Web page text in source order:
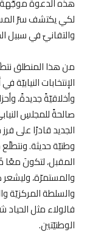
لكي يكتشف سرّ
والتفانيّ في سبيل
من هذا المنطلق
الإنتخابات
وأخلاقيّةً جديدةً،
صالحةً للمجلسِ
الجديد قادرًا على
وطنيّة حديثة.
المقبل، لتكونَ
والمستمرّة،
والسلطة المركزيّة
فالولاء مثل
الوطنيّتين.